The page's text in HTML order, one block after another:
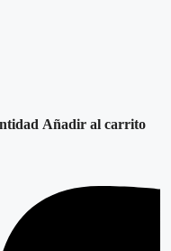
Añadir al carrito